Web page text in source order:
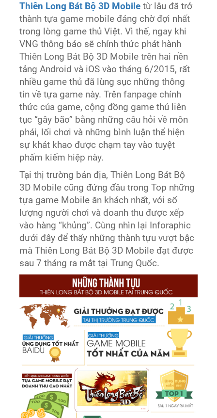
Thiên Long Bát Bộ 3D Mobile từ lâu đã trở
thành tựa game mobile đáng chờ đợi nhất
trong lòng game thủ Việt. Vì thế, ngay khi
VNG thông báo sẽ chính thức phát hành
Thiên Long Bát Bộ 3D Mobile trên hai nền
tảng Android và iOS vào tháng 6/2015, rất
nhiều game thủ đã lùng sục những thông
tin về tựa game này. Trên fanpage chính
thức của game, cộng đồng game thủ liên
tục “gây bão” bằng những câu hỏi về môn
phái, lối chơi và những bình luận thể hiện
sự khát khao được chạm tay vào tuyệt
phẩm kiếm hiệp này.
Tại thị trường bản địa, Thiên Long Bát Bộ
3D Mobile cũng đứng đầu trong Top những
tựa game Mobile ăn khách nhất, với số
lượng người chơi và doanh thu được xếp
vào hàng “khủng”. Cùng nhìn lại Inforaphic
dưới đây để thấy những thành tựu vượt bậc
mà Thiên Long Bát Bộ 3D Mobile đạt được
sau 7 tháng ra mắt tại Trung Quốc.